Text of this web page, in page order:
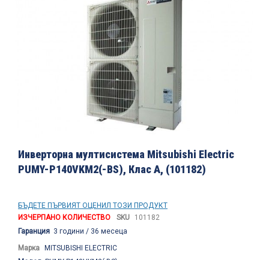
към
началото
на
снимки
Инверторна мултисистема Mitsubishi Electric
PUMY-P140VKM2(-BS), Клас А, (101182)
БЪДЕТЕ ПЪРВИЯТ ОЦЕНИЛ ТОЗИ ПРОДУКТ
ИЗЧЕРПАНО КОЛИЧЕСТВО
SKU
101182
Гаранция 3 години / 36 месеца
Марка MITSUBISHI ELECTRIC